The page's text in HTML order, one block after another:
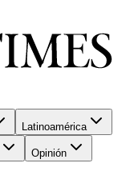
Latinoamérica
Opinión